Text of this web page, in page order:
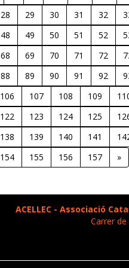
28 29 30 31 32
48 49 50 51 52
68 69 70 71 72
88 89 90 91 92
106 107 108 109
122 123 124 125
138 139 140 141
154 155 156 157 »
ACELLEC - Associació
Carrer